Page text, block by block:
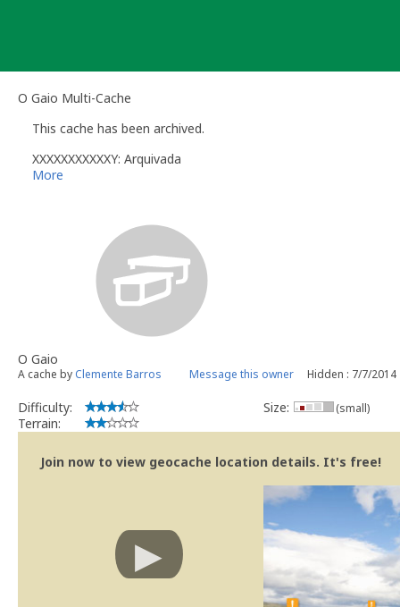
O Gaio Multi-Cache
This cache has been archived.
XXXXXXXXXXXY: Arquivada
More
O Gaio
A cache by Clemente Barros Message this owner Hidden : 7/7/2014
Difficulty:
Terrain:
Size: (small)
Join now to view geocache location details. It's free!